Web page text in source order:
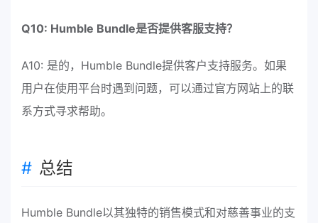
Q10: Humble Bundle是否提供客服支持？
A10: 是的，Humble Bundle提供客户支持服务。如果
用户在使用平台时遇到问题，可以通过官方网站上的联
系方式寻求帮助。
总结
Humble Bundle以其独特的销售模式和对慈善事业的支